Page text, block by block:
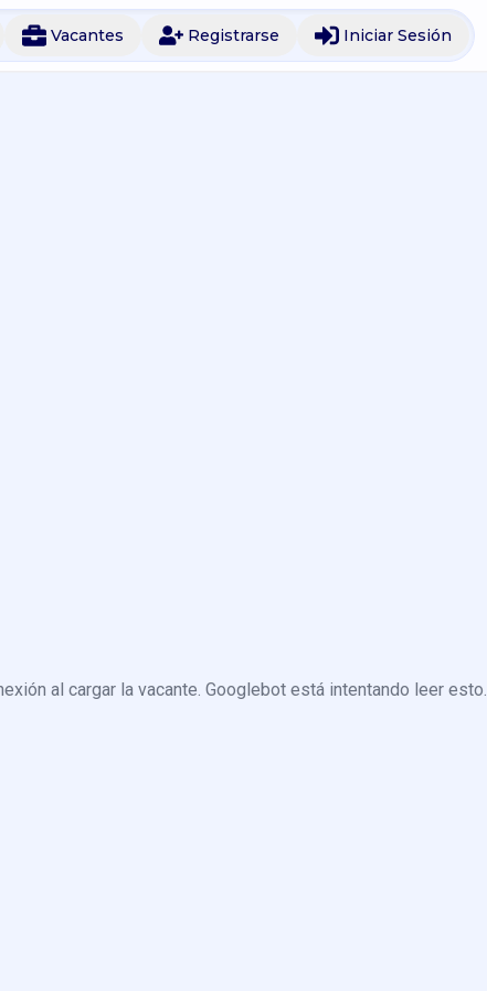
Vacantes Registrarse Iniciar Sesión
al cargar la vacante. Googlebot está intentando leer esto.